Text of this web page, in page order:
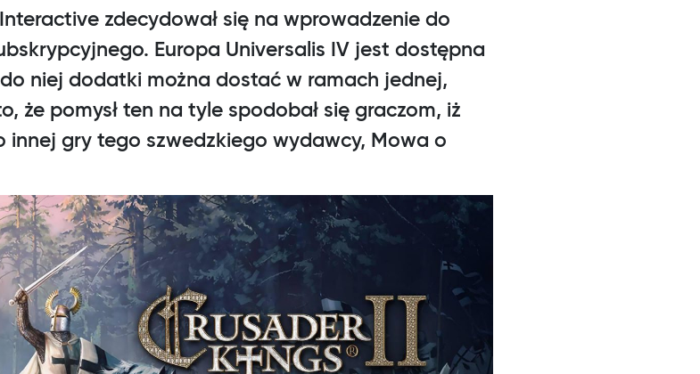
zdecydował się na wprowadzenie do
Europa Universalis IV jest dostępna
niej dodatki można dostać w ramach jednej,
że pomysł ten na tyle spodobał się graczom, iż
innej gry tego szwedzkiego wydawcy, Mowa o